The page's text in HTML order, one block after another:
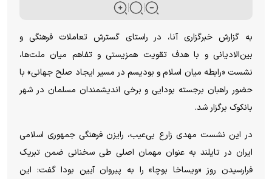
به گزارش خبرگزاری آنا، در راستای گسترش تعاملات فرهنگی و
بین‌الادیانی و با هدف تقویت همزیستی و تفاهم میان ملت‌ها،
نشست «رابطه میان اسلام و بودیسم در مسیر ایجاد صلح جهانی» با
حضور راهبان برجسته بودایی و برخی اندیشمندان مسلمان در شهر
بانکوک برگزار شد.
در این نشست مهدی زارع بی‌عیب، رایزن فرهنگی جمهوری اسلامی
ایران در تایلند به عنوان مهمان اصلی طی سخنانی ضمن تبریک
فرارسیدن روز «ویساخا بوچا» را به پیروان آیین بودا گفت: این